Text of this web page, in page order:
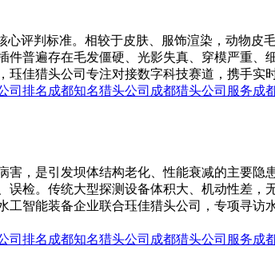
评判标准。相较于皮肤、服饰渲染，动物皮
普遍存在毛发僵硬、光影失真、穿模严重、
佳猎头公司专注对接数字科技赛道，携手实时
司排名 成都知名猎头公司 成都猎头公司服务成
，是引发坝体结构老化、性能衰减的主要隐
检。传统大型探测设备体积大、机动性差，
智能装备企业联合珏佳猎头公司，专项寻访
司排名 成都知名猎头公司 成都猎头公司服务成